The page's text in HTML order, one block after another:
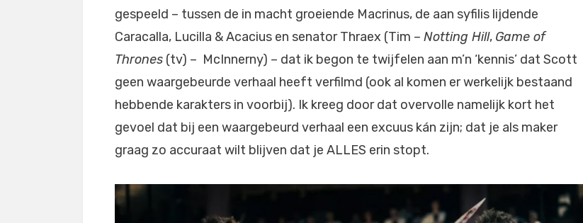
gespeeld – tussen de in macht groeiende Macrinus, de aan syfilis lijdende
Caracalla, Lucilla & Acacius en senator Thraex (Tim – Notting Hill, Game of
Thrones (tv) – McInnerny) – dat ik begon te twijfelen aan m’n ‘kennis’ dat Scott
geen waargebeurde verhaal heeft verfilmd (ook al komen er werkelijk bestaand
hebbende karakters in voorbij). Ik kreeg door dat overvolle namelijk kort het
gevoel dat bij een waargebeurd verhaal een excuus kán zijn; dat je als maker
graag zo accuraat wilt blijven dat je ALLES erin stopt.